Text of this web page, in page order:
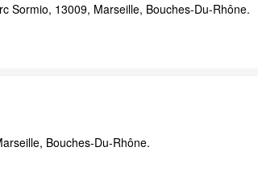
Sormio, 13009, Marseille, Bouches-Du-Rhône.
Bouches-Du-Rhône.